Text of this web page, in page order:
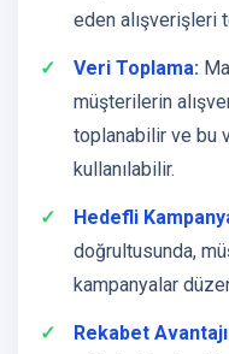
eden alışverişleri
Veri Toplama:
müşterilerin
toplanabilir ve bu
kullanılabilir.
Hedefli
doğrultusunda,
kampanyalar
Rekabet